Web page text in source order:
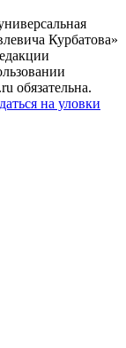
Курбатова»
обязательна.
на уловки